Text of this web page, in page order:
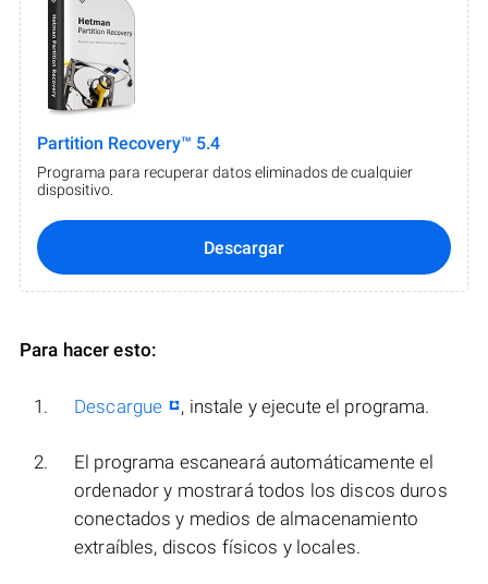
Partition Recovery™ 5.4
Programa para recuperar datos eliminados de cualquier
dispositivo.
Descargar
Para hacer esto:
Descargue , instale y ejecute el programa.
El programa escaneará automáticamente el
ordenador y mostrará todos los discos duros
conectados y medios de almacenamiento
extraíbles, discos físicos y locales.